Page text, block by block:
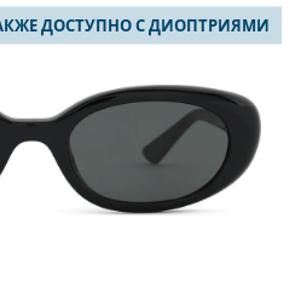
ДОСТУПНО С ДИОПТРИЯМИ